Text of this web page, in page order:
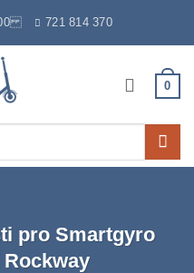
721 814 370
0
pro Smartgyro
Rockway